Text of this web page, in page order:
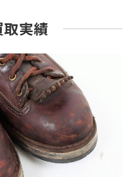
実績